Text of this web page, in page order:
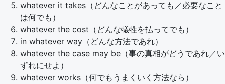
whatever it takes（どんなことがあっても／必要なこと
は何でも）
whatever the cost（どんな犠牲を払ってでも）
in whatever way（どんな方法であれ）
whatever the case may be（事の真相がどうであれ／い
ずれにせよ）
whatever works（何でもうまくいく方法なら）